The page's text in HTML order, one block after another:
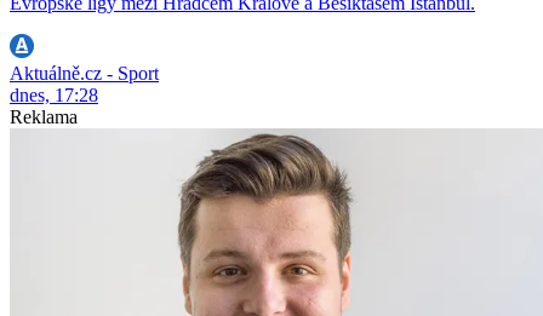
Aktuálně.cz - Sport
dnes, 17:28
Reklama